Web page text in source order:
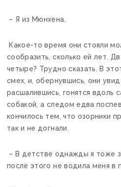
– Я из Мюнхена.
Какое-то время они стояли
сообразить, сколько ей лет.
четыре? Трудно сказать. В
смех, и, обернувшись, они
расшалившись, гонятся вдоль
собакой, а следом едва
кончилось тем, что озорники
так и не догнали.
– В детстве однажды я тоже
после этого не водила меня в